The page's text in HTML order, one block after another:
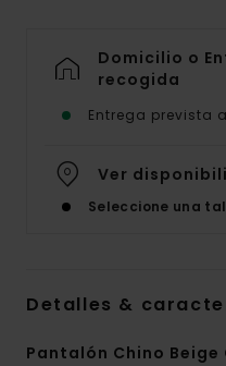
Domicilio o
recogida
Entrega prevista
Ver
Seleccione una
Detalles &
Pantalón Chino Beige